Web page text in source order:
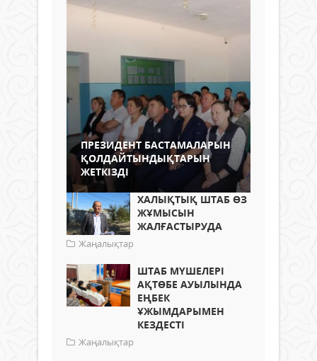
ПРЕЗИДЕНТ БАСТАМАЛАРЫН
ҚОЛДАЙТЫНДЫҚТАРЫН
ЖЕТКІЗДІ
ХАЛЫҚТЫҚ ШТАБ ӨЗ
ЖҰМЫСЫН
ЖАЛҒАСТЫРУДА
Жаңалықтар
ШТАБ МҮШЕЛЕРІ
АҚТӨБЕ АУЫЛЫНДА
ЕҢБЕК
ҰЖЫМДАРЫМЕН
КЕЗДЕСТІ
Жаңалықтар